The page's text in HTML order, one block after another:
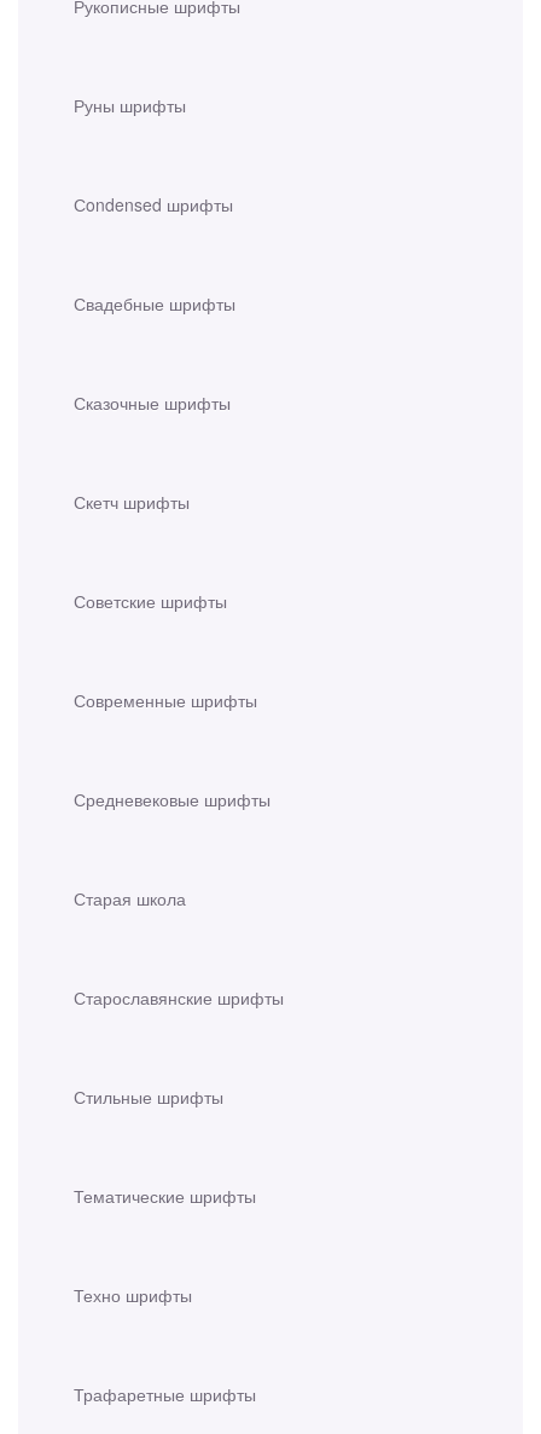
Рукописные шрифты
Руны шрифты
Сondensed шрифты
Свадебные шрифты
Сказочные шрифты
Скетч шрифты
Советские шрифты
Современные шрифты
Средневековые шрифты
Старая школа
Старославянские шрифты
Стильные шрифты
Тематические шрифты
Техно шрифты
Трафаретные шрифты